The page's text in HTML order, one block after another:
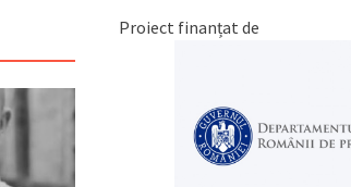
Proiect finanțat de